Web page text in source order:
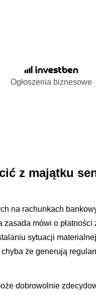
Ogłoszenia biznesowe
z majątku
na rachunkach
mówi o
sytuacji
że generują
dobrowolnie